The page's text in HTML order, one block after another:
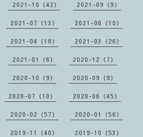
2021-10（42） 2021-09（9）
2021-07（13） 2021-06（10）
2021-04（18） 2021-03（26）
2021-01（6） 2020-12（7）
2020-10（9） 2020-09（9）
2020-07（10） 2020-06（45）
2020-02（57） 2020-01（56）
2019-11（40） 2019-10（53）